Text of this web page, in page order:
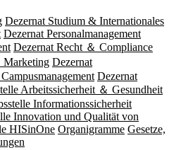
Dezernat Studium & Internationales
Dezernat Personalmanagement
Dezernat Recht ＆ Compliance
Marketing Dezernat
Dezernat
Arbeitssicherheit ＆ Gesundheit
In­for­ma­ti­ons­sicher­heit
Innovation und Qualität von
HISinOne Organigramme Gesetze,